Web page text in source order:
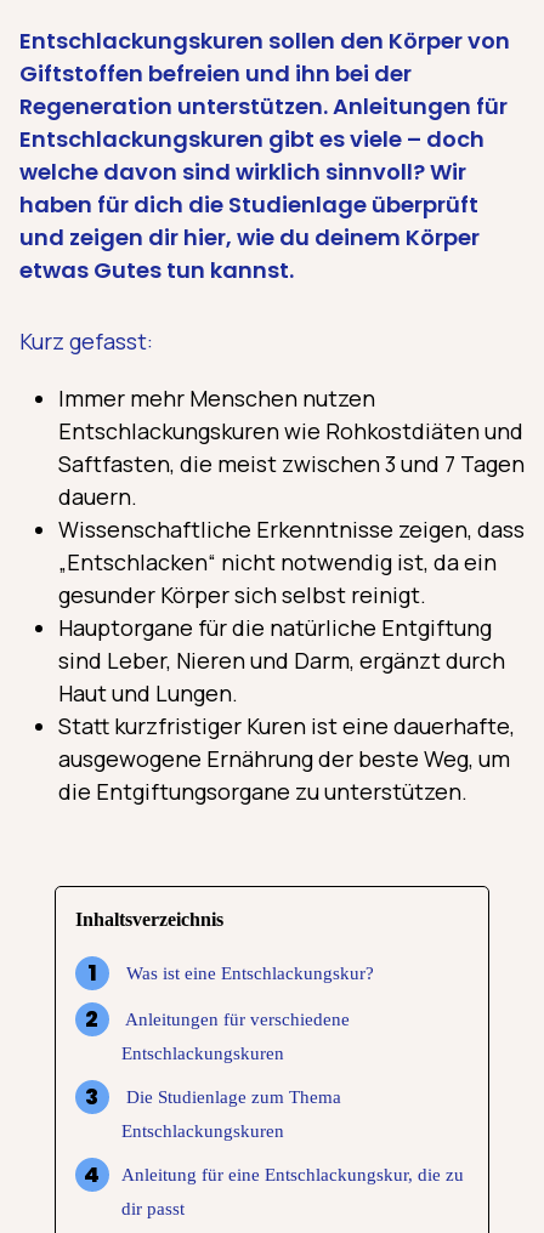
Entschlackungskuren sollen den Körper von
Giftstoffen befreien und ihn bei der
Regeneration unterstützen. Anleitungen für
Entschlackungskuren gibt es viele – doch
welche davon sind wirklich sinnvoll? Wir
haben für dich die Studienlage überprüft
und zeigen dir hier, wie du deinem Körper
etwas Gutes tun kannst.
Kurz gefasst:
Immer mehr Menschen nutzen
Entschlackungskuren wie Rohkostdiäten und
Saftfasten, die meist zwischen 3 und 7 Tagen
dauern.
Wissenschaftliche Erkenntnisse zeigen, dass
„Entschlacken“ nicht notwendig ist, da ein
gesunder Körper sich selbst reinigt.
Hauptorgane für die natürliche Entgiftung
sind Leber, Nieren und Darm, ergänzt durch
Haut und Lungen.
Statt kurzfristiger Kuren ist eine dauerhafte,
ausgewogene Ernährung der beste Weg, um
die Entgiftungsorgane zu unterstützen.
Inhaltsverzeichnis
Was ist eine Entschlackungskur?
Anleitungen für verschiedene
Entschlackungskuren
Die Studienlage zum Thema
Entschlackungskuren
Anleitung für eine Entschlackungskur, die zu
dir passt